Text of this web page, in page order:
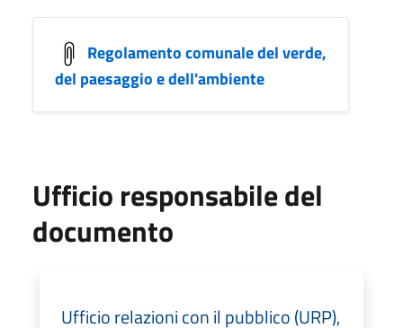
Regolamento comunale del verde,
del paesaggio e dell'ambiente
Ufficio responsabile del
documento
Ufficio relazioni con il pubblico (URP),